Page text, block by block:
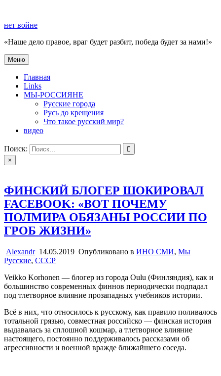
содержимому
нет войне
«Наше дело правое, враг будет разбит, победа будет за нами!»
нет войне
«Наше дело правое, враг будет разбит, победа будет за нами!»
Меню
Главная
Links
МЫ-РОССИЯНЕ
Русские города
Русь до крещения
Что такое русский мир?
видео
Поиск:
×
ФИНСКИЙ БЛОГЕР ШОКИРОВАЛ
FACEBOOK: «ВОТ ПОЧЕМУ
ПОЛМИРА ОБЯЗАНЫ РОССИИ ПО
ГРОБ ЖИЗНИ»
Alexandr 14.05.2019 Опубликовано в ИНО СМИ, Мы
Русские, СССР
Veikko Korhonen — блогер из города Oulu (Финляндия), как и
большинство современных финнов периодически подпадал
под тлетворное влияние прозападных учебников истории.
Всё в них, что относилось к русскому, как правило поливалось
тотальной грязью, совместная российско — финская история
выдавалась за сплошной кошмар, а тлетворное влияние
настоящего, постоянно поддерживалось рассказами об
агрессивности и военной вражде ближайшего соседа.